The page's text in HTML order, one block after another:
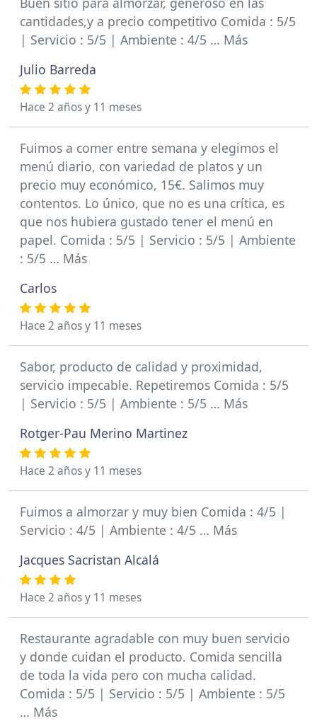
cantidades,y a precio competitivo Comida : 5/5
| Servicio : 5/5 | Ambiente : 4/5 … Más
Julio Barreda
Hace 2 años y 11 meses
Fuimos a comer entre semana y elegimos el
menú diario, con variedad de platos y un
precio muy económico, 15€. Salimos muy
contentos. Lo único, que no es una crítica, es
que nos hubiera gustado tener el menú en
papel. Comida : 5/5 | Servicio : 5/5 | Ambiente
: 5/5 … Más
Carlos
Hace 2 años y 11 meses
Sabor, producto de calidad y proximidad,
servicio impecable. Repetiremos Comida : 5/5
| Servicio : 5/5 | Ambiente : 5/5 … Más
Rotger-Pau Merino Martinez
Hace 2 años y 11 meses
Fuimos a almorzar y muy bien Comida : 4/5 |
Servicio : 4/5 | Ambiente : 4/5 … Más
Jacques Sacristan Alcalá
Hace 2 años y 11 meses
Restaurante agradable con muy buen servicio
y donde cuidan el producto. Comida sencilla
de toda la vida pero con mucha calidad.
Comida : 5/5 | Servicio : 5/5 | Ambiente : 5/5
… Más